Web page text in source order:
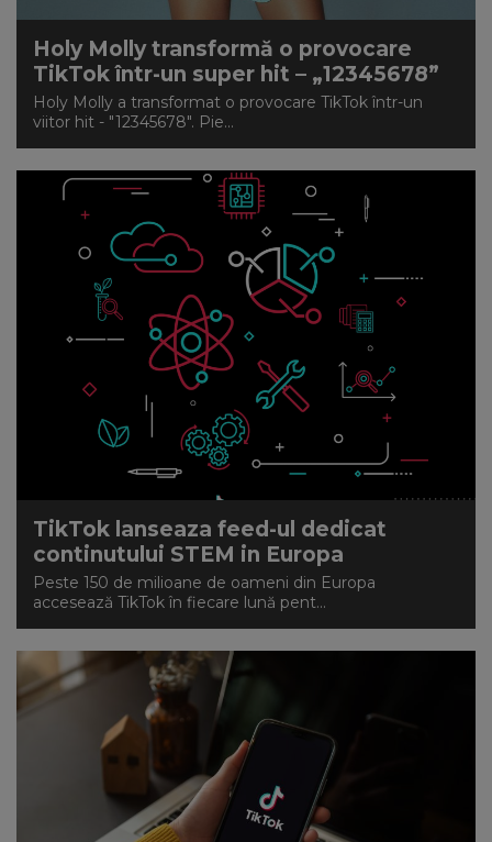
Holy Molly transformă o provocare
TikTok într-un super hit – „12345678”
Holy Molly a transformat o provocare TikTok într-un
viitor hit - "12345678". Pie...
TikTok lanseaza feed-ul dedicat
continutului STEM in Europa
Peste 150 de milioane de oameni din Europa
accesează TikTok în fiecare lună pent...